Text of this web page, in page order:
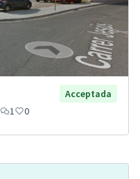
Acceptada
1 0